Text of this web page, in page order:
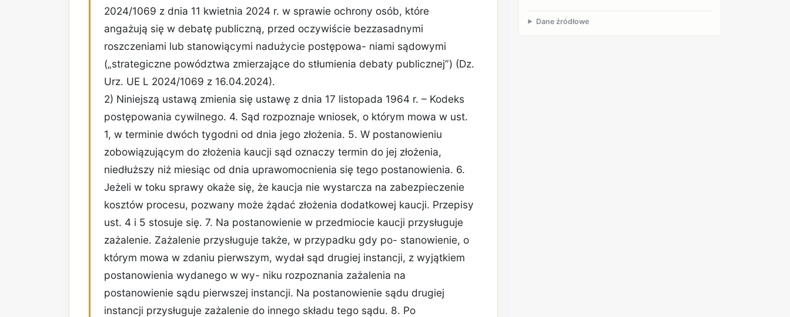
2024/1069 z dnia 11 kwietnia 2024 r. w sprawie ochrony osób, które
angażują się w debatę publiczną, przed oczywiście bezzasadnymi
roszczeniami lub stanowiącymi nadużycie postępowa- niami sądowymi
(„strategiczne powództwa zmierzające do stłumienia debaty publicznej”) (Dz.
Urz. UE L 2024/1069 z 16.04.2024).
2) Niniejszą ustawą zmienia się ustawę z dnia 17 listopada 1964 r. – Kodeks
postępowania cywilnego. 4. Sąd rozpoznaje wniosek, o którym mowa w ust.
1, w terminie dwóch tygodni od dnia jego złożenia. 5. W postanowieniu
zobowiązującym do złożenia kaucji sąd oznaczy termin do jej złożenia,
niedłuższy niż miesiąc od dnia uprawomocnienia się tego postanowienia. 6.
Jeżeli w toku sprawy okaże się, że kaucja nie wystarcza na zabezpieczenie
kosztów procesu, pozwany może żądać złożenia dodatkowej kaucji. Przepisy
ust. 4 i 5 stosuje się. 7. Na postanowienie w przedmiocie kaucji przysługuje
zażalenie. Zażalenie przysługuje także, w przypadku gdy po- stanowienie, o
którym mowa w zdaniu pierwszym, wydał sąd drugiej instancji, z wyjątkiem
postanowienia wydanego w wy- niku rozpoznania zażalenia na
postanowienie sądu pierwszej instancji. Na postanowienie sądu drugiej
instancji przysługuje zażalenie do innego składu tego sądu. 8. Po
Dane źródłowe